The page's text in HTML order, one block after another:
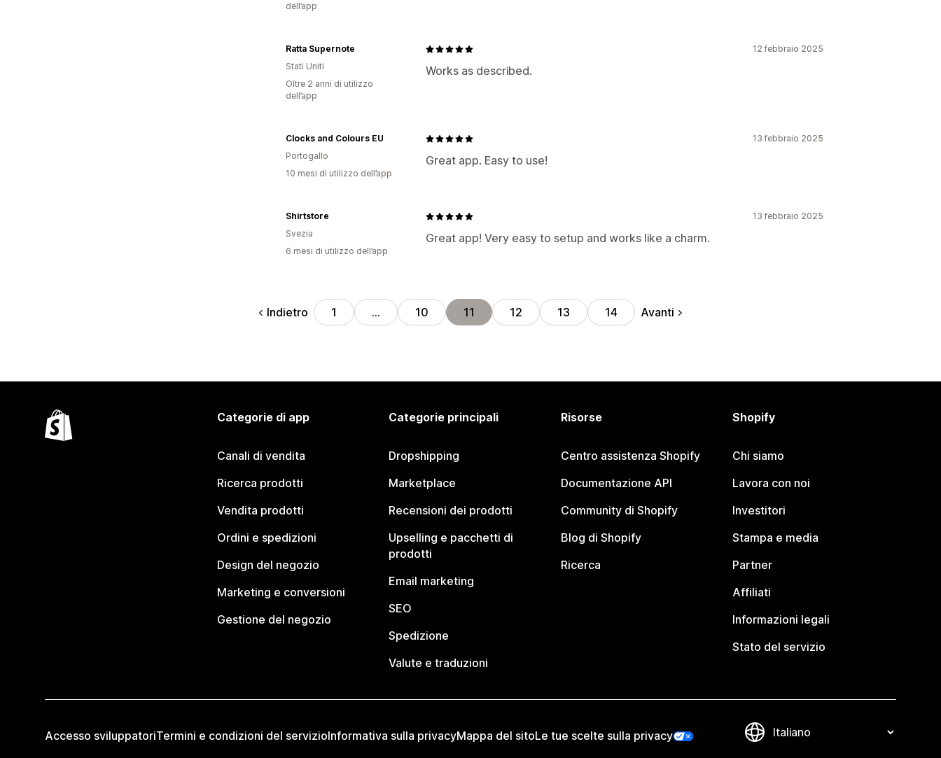
dell’app
12 febbraio 2025
Works as described.
Ratta Supernote
Stati Uniti
Oltre 2 anni di utilizzo
dell’app
13 febbraio 2025
Great app. Easy to use!
Clocks and Colours EU
Portogallo
10 mesi di utilizzo dell’app
13 febbraio 2025
Great app! Very easy to setup and works like a charm.
Shirtstore
Svezia
6 mesi di utilizzo dell’app
Indietro 1 … 10 11 12 13 14 Avanti
Categorie di app
Canali di vendita
Ricerca prodotti
Vendita prodotti
Ordini e spedizioni
Design del negozio
Marketing e conversioni
Gestione del negozio
Categorie principali
Dropshipping
Marketplace
Recensioni dei prodotti
Upselling e pacchetti di
prodotti
Email marketing
SEO
Spedizione
Valute e traduzioni
Risorse
Centro assistenza Shopify
Documentazione API
Community di Shopify
Blog di Shopify
Ricerca
Shopify
Chi siamo
Lavora con noi
Investitori
Stampa e media
Partner
Affiliati
Informazioni legali
Stato del servizio
Accesso sviluppatoriTermini e condizioni del servizioInformativa sulla privacyMappa del sitoLe tue scelte sulla privacy